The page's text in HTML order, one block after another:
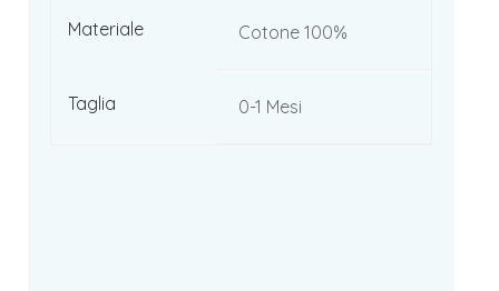
Materiale Cotone 100%
Taglia 0-1 Mesi